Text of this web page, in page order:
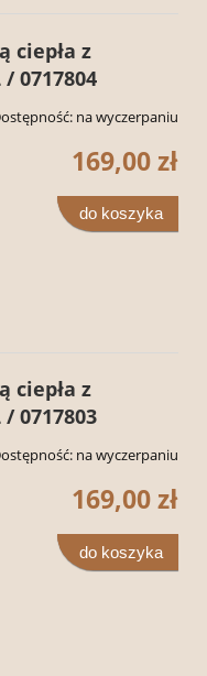
ciepła z
0717804
na wyczerpaniu
169,00 zł
do koszyka
ciepła z
0717803
na wyczerpaniu
169,00 zł
do koszyka